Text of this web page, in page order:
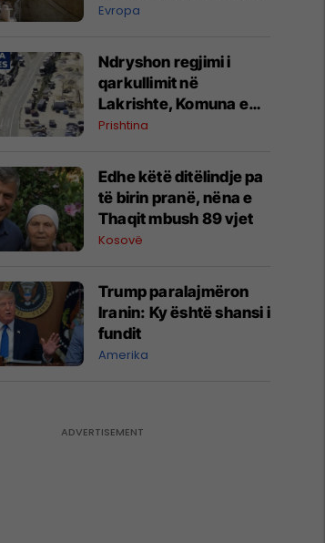
- probleme me
Evropa
Ndryshon regjimi i
qarkullimit në
Lakrishte, Komuna e
Prishtinës ofron
Prishtina
Edhe këtë ditëlindje pa
të birin pranë, nëna e
Thaqit mbush 89 vjet
Kosovë
Trump paralajmëron
Iranin: Ky është shansi i
fundit
Amerika